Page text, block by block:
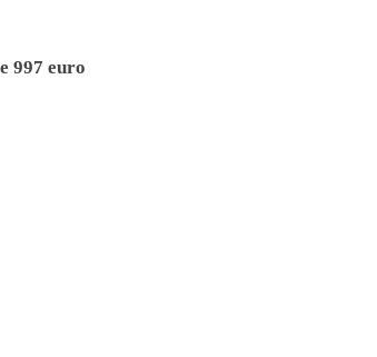
997 euro